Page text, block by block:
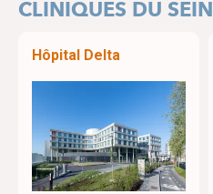
CLINIQUES DU SEIN
Hôpital Delta